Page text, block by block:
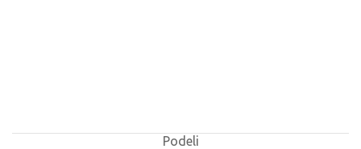
Podeli